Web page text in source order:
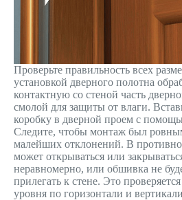
Проверьте правильность всех
установкой дверного полотна
контактную со стеной часть
смолой для защиты от влаги.
коробку в дверной проем с
Следите, чтобы монтаж был
малейших отклонений. В
может открываться или
неравномерно, или обшивка не
прилегать к стене. Это
уровня по горизонтали и